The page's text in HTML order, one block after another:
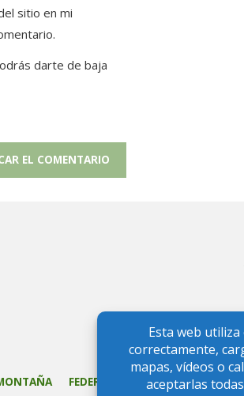
sitio en mi
darte de baja
FEDERACIÓN VASCA DE MONTAÑA